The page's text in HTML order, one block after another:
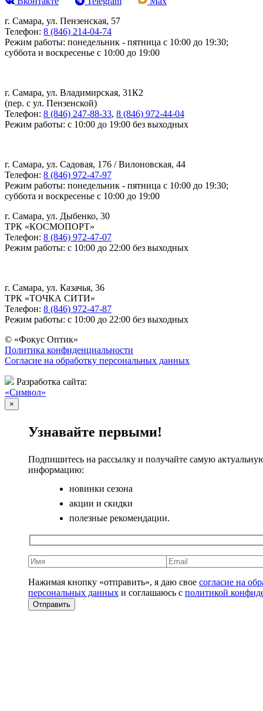
г. Самара, ул. Пензенская, 57
Телефон: 8 (846) 214-04-74
Режим работы: понедельник - пятница с 10:00 до 19:30;
суббота и воскресенье с 10:00 до 19:00
г. Самара, ул. Владимирская, 31К2
(пер. с ул. Пензенской)
Телефон: 8 (846) 247-88-33, 8 (846) 972-44-04
Режим работы: с 10:00 до 19:00 без выходных
г. Самара, ул. Садовая, 176 / Вилоновская, 44
Телефон: 8 (846) 972-47-97
Режим работы: понедельник - пятница с 10:00 до 19:30;
суббота и воскресенье с 10:00 до 19:00
г. Самара, ул. Дыбенко, 30
ТРК «КОСМОПОРТ»
Телефон: 8 (846) 972-47-07
Режим работы: с 10:00 до 22:00 без выходных
г. Самара, ул. Казачья, 36
ТРК «ТОЧКА СИТИ»
Телефон: 8 (846) 972-47-87
Режим работы: с 10:00 до 22:00 без выходных
© «Фокус Оптик»
Политика конфиденциальности
Согласие на обработку персональных данных
Разработка сайта:
«Символ»
×
Узнавайте первыми!
Подпишитесь на рассылку и получайте самую
информацию:
новинки сезона
акции и скидки
полезные рекомендации.
Нажимая кнопку «отправить», я даю свое согласие на
персональных данных и соглашаюсь с политикой